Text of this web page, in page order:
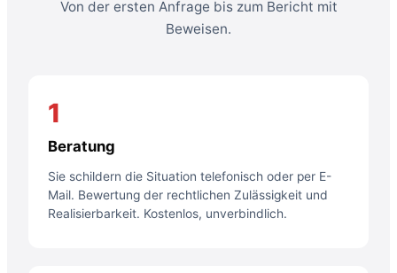
Von der ersten Anfrage bis zum Bericht mit
Beweisen.
1
Beratung
Sie schildern die Situation telefonisch oder per E-
Mail. Bewertung der rechtlichen Zulässigkeit und
Realisierbarkeit. Kostenlos, unverbindlich.